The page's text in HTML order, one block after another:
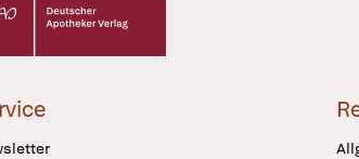
Apotheker Verlag Logo